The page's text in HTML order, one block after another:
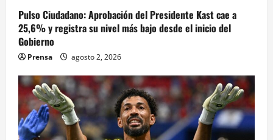
Pulso Ciudadano: Aprobación del Presidente Kast cae a
25,6% y registra su nivel más bajo desde el inicio del
Gobierno
Prensa agosto 2, 2026